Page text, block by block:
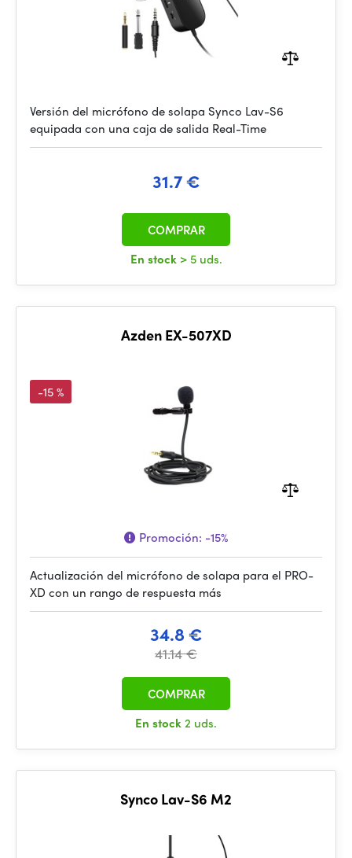
Versión del micrófono de solapa Synco Lav-S6
equipada con una caja de salida Real-Time
31.7 €
En stock > 5 uds.
COMPRAR
Azden EX-507XD
-15 %
Promoción: -15%
Actualización del micrófono de solapa para el PRO-
XD con un rango de respuesta más
34.8 €
41.14 €
En stock2 uds.
COMPRAR
Synco Lav-S6 M2